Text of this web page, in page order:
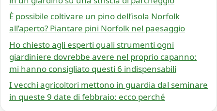
È possibile coltivare un pino dell’isola Norfolk
all’aperto? Piantare pini Norfolk nel paesaggio
Ho chiesto agli esperti quali strumenti ogni
giardiniere dovrebbe avere nel proprio capanno:
mi hanno consigliato questi 6 indispensabili
I vecchi agricoltori mettono in guardia dal seminare
in queste 9 date di febbraio: ecco perché